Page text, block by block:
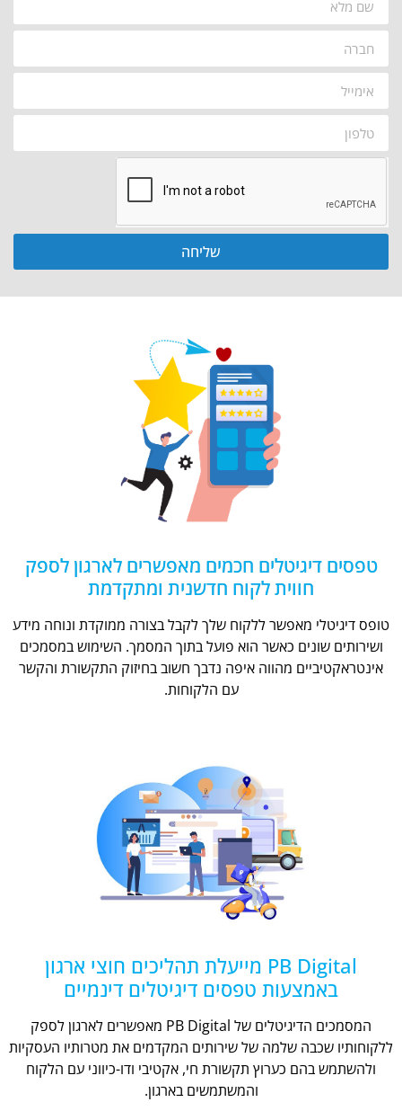
שליחה
טפסים דיגיטלים חכמים מאפשרים לארגון לספק
חווית לקוח חדשנית ומתקדמת
טופס דיגיטלי מאפשר ללקוח שלך לקבל בצורה ממוקדת ונוחה מידע
ושירותים שונים כאשר הוא פועל בתוך המסמך. השימוש במסמכים
אינטראקטיביים מהווה איפה נדבך חשוב בחיזוק התקשורת והקשר
עם הלקוחות.
PB Digital מייעלת תהליכים חוצי ארגון
באמצעות טפסים דיגיטלים דינמיים
המסמכים הדיגיטלים של PB Digital מאפשרים לארגון לספק
ללקוחותיו שכבה שלמה של שירותים המקדמים את מטרותיו העסקיות
ולהשתמש בהם כערוץ תקשורת חי, אקטיבי ודו-כיווני עם הלקוח
והמשתמשים בארגון.